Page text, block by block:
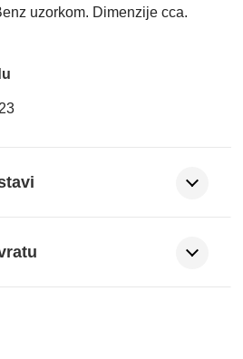
uzorkom. Dimenzije cca.